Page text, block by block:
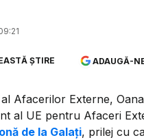
ȘTIRE ADAUGĂ-
Afacerilor Externe,
al UE pentru Afaceri
de la Galați, prilej cu